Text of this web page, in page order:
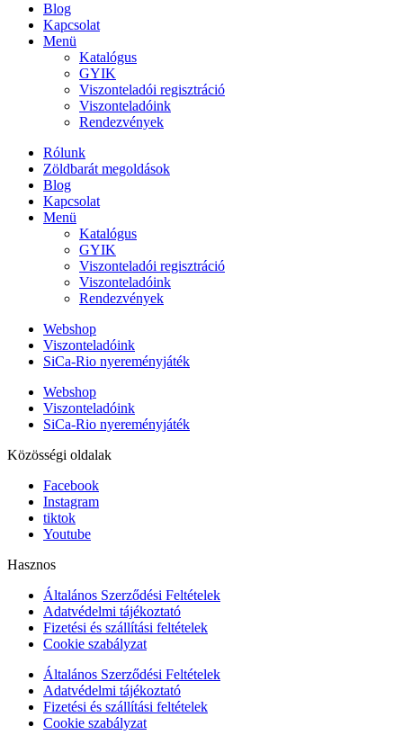
Blog
Kapcsolat
Menü
Katalógus
GYIK
Viszonteladói regisztráció
Viszonteladóink
Rendezvények
Rólunk
Zöldbarát megoldások
Blog
Kapcsolat
Menü
Katalógus
GYIK
Viszonteladói regisztráció
Viszonteladóink
Rendezvények
Webshop
Viszonteladóink
SiCa-Rio nyereményjáték
Webshop
Viszonteladóink
SiCa-Rio nyereményjáték
Közösségi oldalak
Facebook
Instagram
tiktok
Youtube
Hasznos
Általános Szerződési Feltételek
Adatvédelmi tájékoztató
Fizetési és szállítási feltételek
Cookie szabályzat
Általános Szerződési Feltételek
Adatvédelmi tájékoztató
Fizetési és szállítási feltételek
Cookie szabályzat